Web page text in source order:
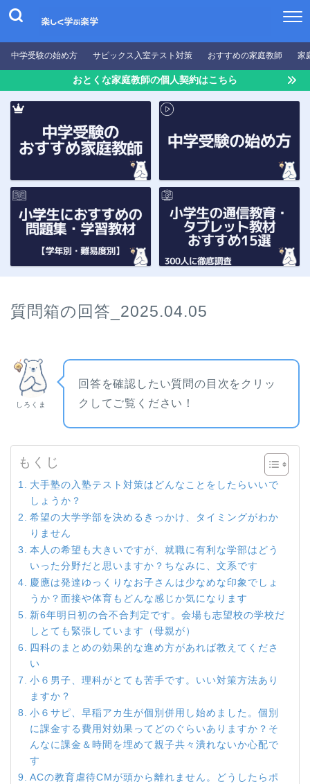
中学受験の始め方 サピックス入室テスト対策 おすすめの家庭教師 家
おとくな家庭教師の個人契約はこちら
質問箱の回答_2025.04.05
しろくま
回答を確認したい質問の目次をクリッ
クしてご覧ください！
もくじ
大手塾の入塾テスト対策はどんなことをしたらいいで
しょうか？
希望の大学学部を決めるきっかけ、タイミングがわか
りません
本人の希望も大きいですが、就職に有利な学部はどう
いった分野だと思いますか？ちなみに、文系です
慶應は発達ゆっくりなお子さんは少なめな印象でしょ
うか？面接や体育もどんな感じか気になります
新6年明日初の合不合判定です。会場も志望校の学校だ
しとても緊張しています（母親が）
四科のまとめの効果的な進め方があれば教えてくださ
い
小６男子、理科がとても苦手です。いい対策方法あり
ますか？
小６サピ、早稲アカ生が個別併用し始めました。個別
に課金する費用対効果ってどのぐらいありますか？そ
んなに課金＆時間を埋めて親子共々潰れないか心配で
す
ACの教育虐待CMが頭から離れません。どうしたらポ